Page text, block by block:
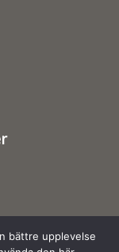
bättre upplevelse